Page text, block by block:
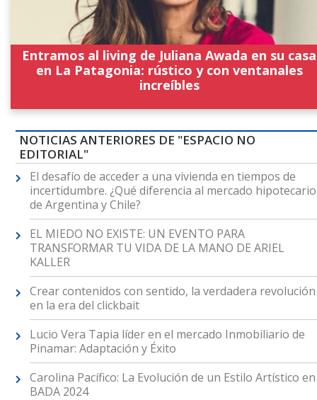
Entramos al living de Juliana Awada en su casa
en La Patagonia: rústico y con ventanales
increíbles
NOTICIAS ANTERIORES DE "ESPACIO NO
EDITORIAL"
El desafío de acceder a una vivienda en tiempos de
incertidumbre. ¿Qué diferencia al mercado hipotecario
de Argentina y Chile?
EL MIEDO NO EXISTE: UN EVENTO PARA
TRANSFORMAR TU VIDA DE LA MANO DE ARIEL
KALLER
Crear contenidos con sentido, la verdadera revolución
en la era del clickbait
Lucio Vera Tapia líder en el mercado Inmobiliario de
Pinamar: Adaptación y Éxito
Carolina Pacífico: La Evolución de un Estilo Artístico en
BADA 2024